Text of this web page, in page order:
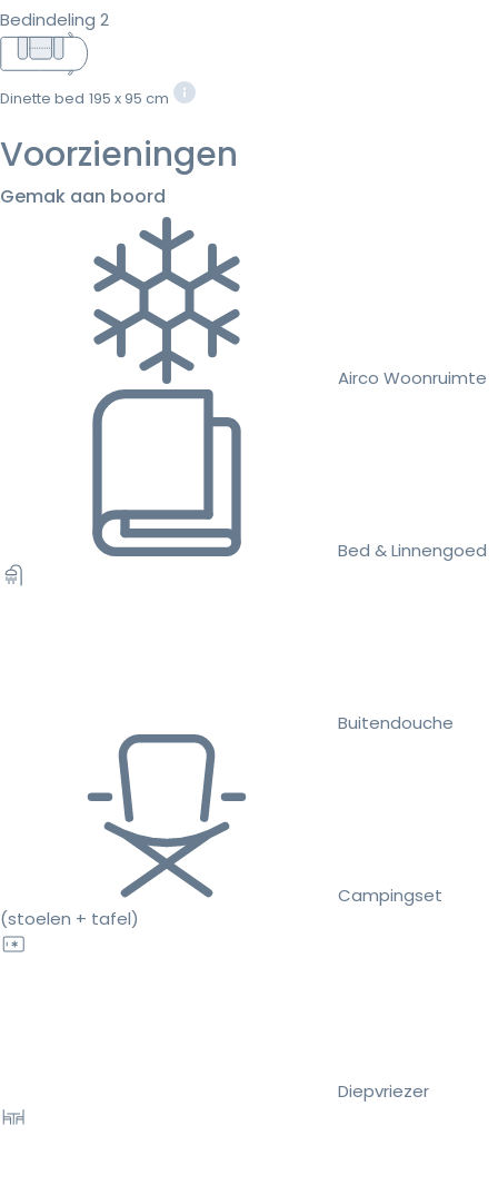
Bedindeling 2
Dinette bed 195 x 95 cm
Voorzieningen
Gemak aan boord
Airco Woonruimte
Bed & Linnengoed
Buitendouche
Campingset
(stoelen + tafel)
Diepvriezer